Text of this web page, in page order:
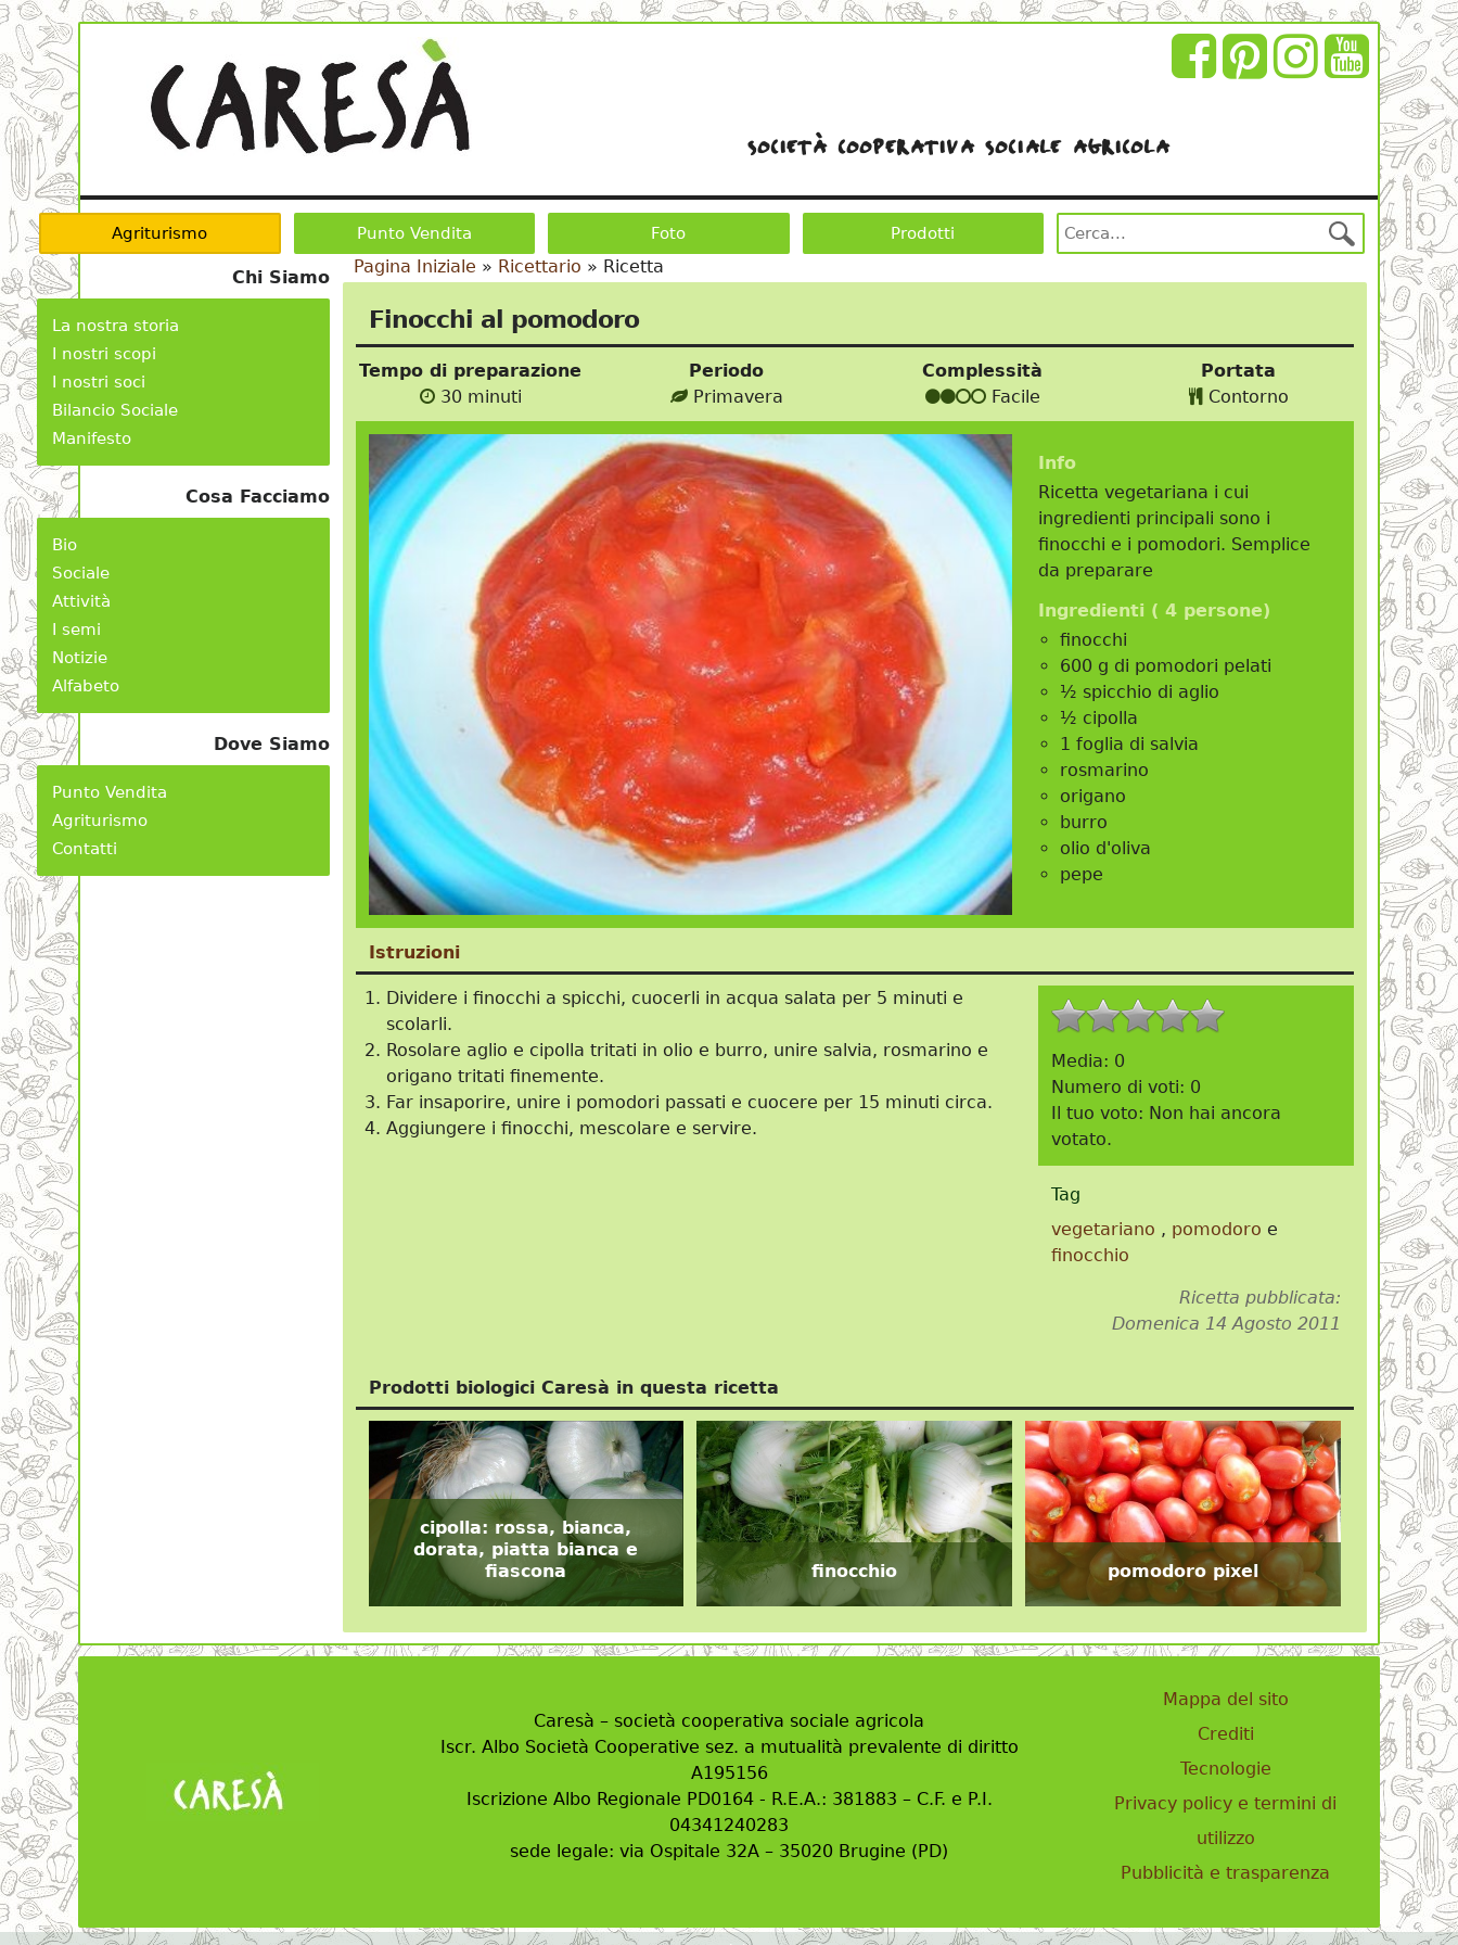
società cooperativa sociale agricola
Agriturismo Punto Vendita Foto Prodotti
Chi Siamo
La nostra storia
I nostri scopi
I nostri soci
Bilancio Sociale
Manifesto
Cosa Facciamo
Bio
Sociale
Attività
I semi
Notizie
Alfabeto
Dove Siamo
Punto Vendita
Agriturismo
Contatti
Pagina Iniziale » Ricettario » Ricetta
Finocchi al pomodoro
Tempo di preparazione
30 minuti
Periodo
Primavera
Complessità
Facile
Portata
Contorno
Info
Ricetta vegetariana i cui
ingredienti principali sono i
finocchi e i pomodori. Semplice
da preparare
Ingredienti (4 persone)
finocchi
600 g di pomodori pelati
½ spicchio di aglio
½ cipolla
1 foglia di salvia
rosmarino
origano
burro
olio d'oliva
pepe
Istruzioni
Dividere i finocchi a spicchi, cuocerli in acqua salata per 5 minuti e
scolarli.
Rosolare aglio e cipolla tritati in olio e burro, unire salvia, rosmarino e
origano tritati finemente.
Far insaporire, unire i pomodori passati e cuocere per 15 minuti circa.
Aggiungere i finocchi, mescolare e servire.
Media: 0
Numero di voti: 0
Il tuo voto: Non hai ancora
votato.
Tag
vegetariano , pomodoro e
finocchio
Ricetta pubblicata:
Domenica 14 Agosto 2011
Prodotti biologici Caresà in questa ricetta
cipolla: rossa, bianca,
dorata, piatta bianca e
fiascona
finocchio pomodoro pixel
Caresà – società cooperativa sociale agricola
Iscr. Albo Società Cooperative sez. a mutualità prevalente di diritto
A195156
Iscrizione Albo Regionale PD0164 - R.E.A.: 381883 – C.F. e P.I.
04341240283
sede legale: via Ospitale 32A – 35020 Brugine (PD)
Mappa del sito
Crediti
Tecnologie
Privacy policy e termini di
utilizzo
Pubblicità e trasparenza